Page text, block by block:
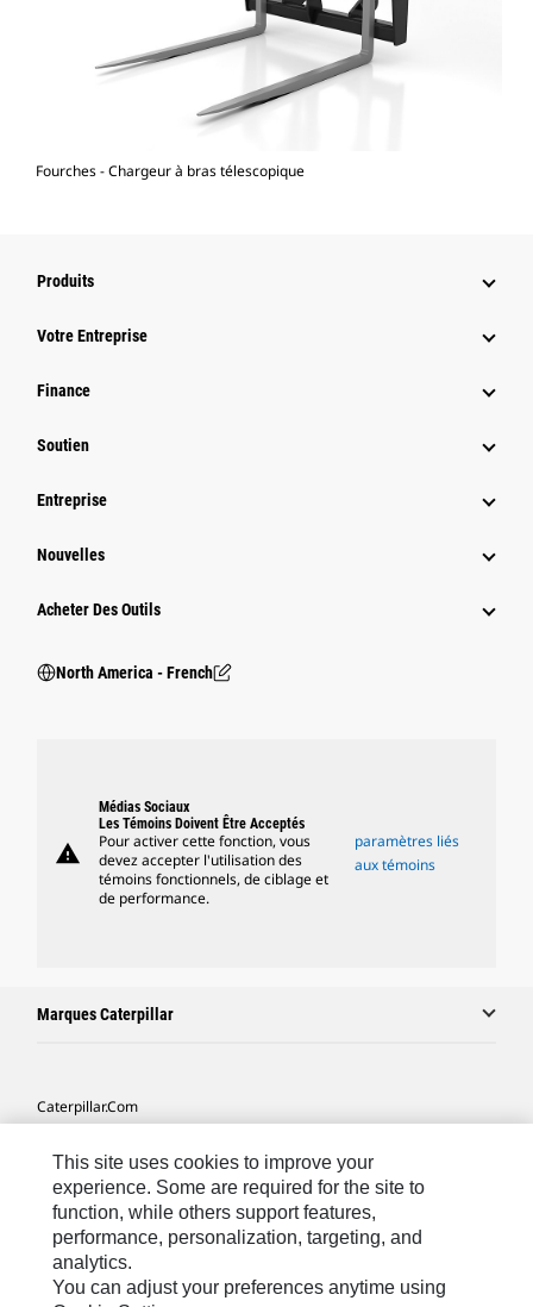
Fourches - Chargeur à bras télescopique
Produits
Votre Entreprise
Finance
Soutien
Entreprise
Nouvelles
Acheter Des Outils
North America - French
warning
Médias Sociaux
Les Témoins Doivent Être Acceptés
Pour activer cette fonction, vous
devez accepter l'utilisation des
témoins fonctionnels, de ciblage et
de performance.
paramètres liés
aux témoins
Marques Caterpillar
Caterpillar.com
Mes Préférences Marketing
Plan Du Site
Cookie Settings
Légales
This site uses cookies to improve your
experience. Some are required for the site to
function, while others support features,
performance, personalization, targeting, and
analytics.
You can adjust your preferences anytime using